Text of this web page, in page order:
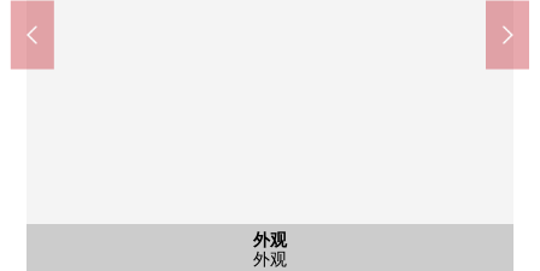
外观
外观
入口
入口
共有部分
中厅
入口
入口
入口
入口
共有部分
自行车停放处
其他当地
銘鈑
入口
入口
共有部分
智能快递柜
停车场
停车场
停车场
停车场
共有部分
摩托车场地
外观
外观
外观
外观
外观
外观
好以及神乐坂商店(约240m)
步行3分钟
Lawson神乐坂站北店(约330m)
步行5分钟
在COCOKARA FINE神乐坂上商店(约190m)
步行3分钟
kitchen court神乐坂商店(约530m)
步行7分钟